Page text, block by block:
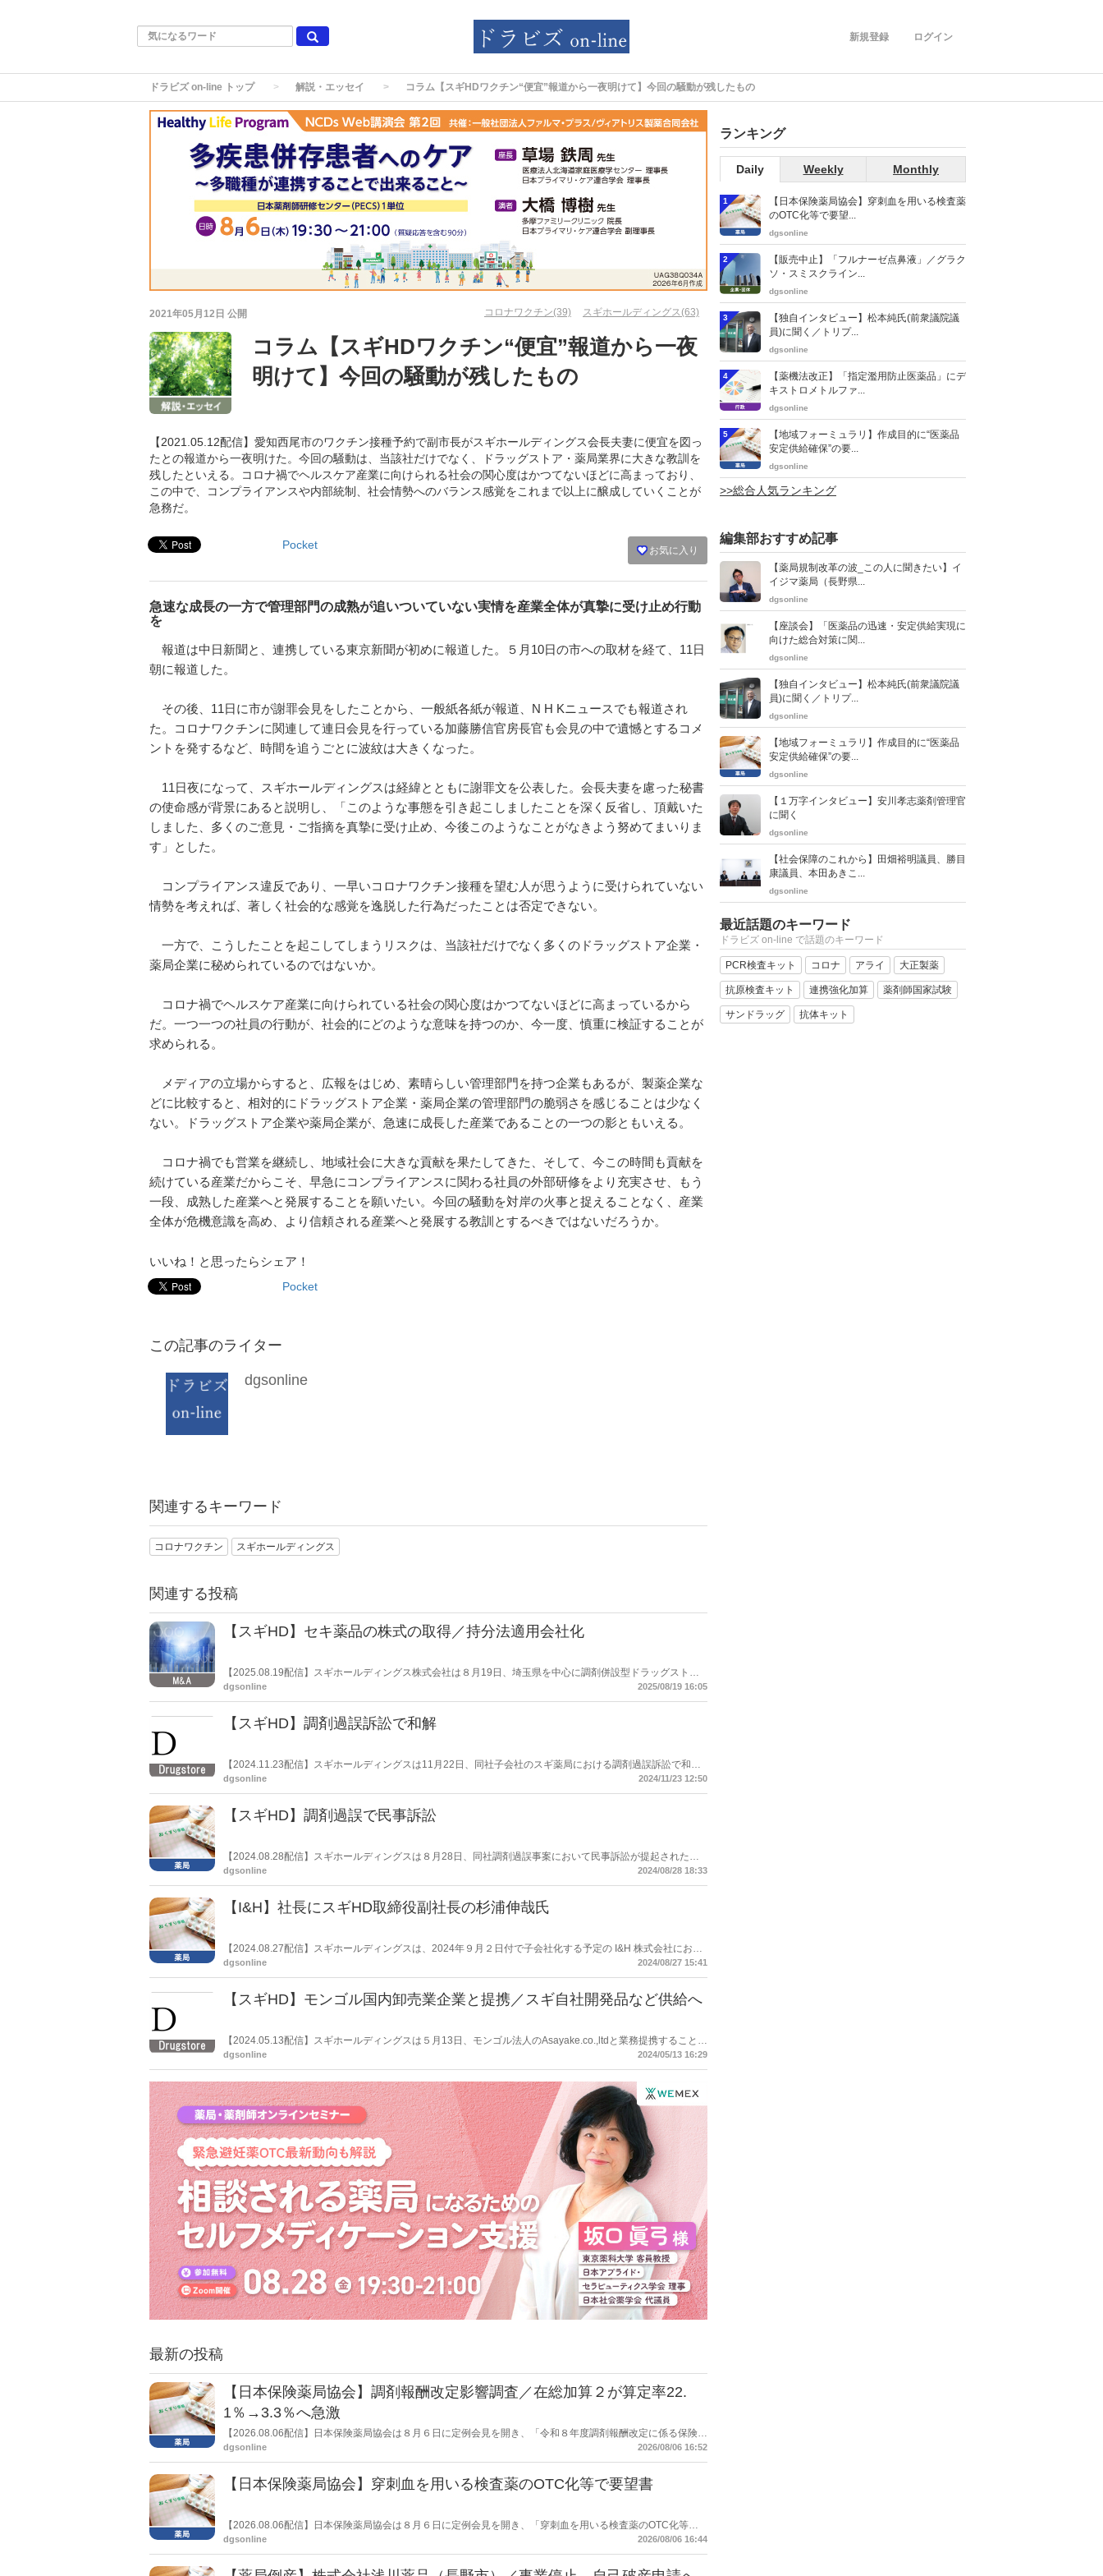
ログイン
新規登録
ドラビズ on-line トップ 解説・エッセイ コラム【スギHDワクチン“便宜”報道から一夜明けて】今回の騒動が残したもの
2021年05月12日 公開 コロナワクチン(39) スギホールディングス(63)
コラム【スギHDワクチン“便宜”報道から一夜
明けて】今回の騒動が残したもの
【2021.05.12配信】愛知西尾市のワクチン接種予約で副市長がスギホールディングス会長夫妻に便宜を図っ
たとの報道から一夜明けた。今回の騒動は、当該社だけでなく、ドラッグストア・薬局業界に大きな教訓を
残したといえる。コロナ禍でヘルスケア産業に向けられる社会の関心度はかつてないほどに高まっており、
この中で、コンプライアンスや内部統制、社会情勢へのバランス感覚をこれまで以上に醸成していくことが
急務だ。
お気に入り
Pocket
急速な成長の一方で管理部門の成熟が追いついていない実情を産業全体が真摯に受け止め行動
を
報道は中日新聞と、連携している東京新聞が初めに報道した。５月10日の市への取材を経て、11日
朝に報道した。
その後、11日に市が謝罪会見をしたことから、一般紙各紙が報道、N H Kニュースでも報道され
た。コロナワクチンに関連して連日会見を行っている加藤勝信官房長官も会見の中で遺憾とするコメ
ントを発するなど、時間を追うごとに波紋は大きくなった。
11日夜になって、スギホールディングスは経緯とともに謝罪文を公表した。会長夫妻を慮った秘書
の使命感が背景にあると説明し、「このような事態を引き起こしましたことを深く反省し、頂戴いた
しました、多くのご意見・ご指摘を真摯に受け止め、今後このようなことがなきよう努めてまいりま
す」とした。
コンプライアンス違反であり、一早いコロナワクチン接種を望む人が思うように受けられていない
情勢を考えれば、著しく社会的な感覚を逸脱した行為だったことは否定できない。
一方で、こうしたことを起こしてしまうリスクは、当該社だけでなく多くのドラッグストア企業・
薬局企業に秘められているのではないか。
コロナ禍でヘルスケア産業に向けられている社会の関心度はかつてないほどに高まっているから
だ。一つ一つの社員の行動が、社会的にどのような意味を持つのか、今一度、慎重に検証することが
求められる。
メディアの立場からすると、広報をはじめ、素晴らしい管理部門を持つ企業もあるが、製薬企業な
どに比較すると、相対的にドラッグストア企業・薬局企業の管理部門の脆弱さを感じることは少なく
ない。ドラッグストア企業や薬局企業が、急速に成長した産業であることの一つの影ともいえる。
コロナ禍でも営業を継続し、地域社会に大きな貢献を果たしてきた、そして、今この時間も貢献を
続けている産業だからこそ、早急にコンプライアンスに関わる社員の外部研修をより充実させ、もう
一段、成熟した産業へと発展することを願いたい。今回の騒動を対岸の火事と捉えることなく、産業
全体が危機意識を高め、より信頼される産業へと発展する教訓とするべきではないだろうか。
いいね！と思ったらシェア！
Pocket
この記事のライター
dgsonline
関連するキーワード
コロナワクチン スギホールディングス
関連する投稿
【スギHD】セキ薬品の株式の取得／持分法適用会社化
【2025.08.19配信】スギホールディングス株式会社は８月19日、埼玉県を中心に調剤併設型ドラッグストア
を展開する株式会社セキ薬品の株式（3万7929株、持株比率 34.8％）を取得し、持分法適用会社とすることに
dgsonline 2025/08/19 16:05
【スギHD】調剤過誤訴訟で和解
【2024.11.23配信】スギホールディングスは11月22日、同社子会社のスギ薬局における調剤過誤訴訟で和解
が成立したと公表した。
dgsonline 2024/11/23 12:50
【スギHD】調剤過誤で民事訴訟
【2024.08.28配信】スギホールディングスは８月28日、同社調剤過誤事案において民事訴訟が提起されたと
公表した。
dgsonline 2024/08/28 18:33
【I&H】社長にスギHD取締役副社長の杉浦伸哉氏
【2024.08.27配信】スギホールディングスは、2024年９月２日付で子会社化する予定の I&H 株式会社におい
て、取締役及び監査役候補者を決定した。 I&H の代表取締役社長にスギHD取締役副社長の杉浦伸哉氏が就
dgsonline 2024/08/27 15:41
【スギHD】モンゴル国内卸売業企業と提携／スギ自社開発品など供給へ
【2024.05.13配信】スギホールディングスは５月13日、モンゴル法人のAsayake.co.,ltdと業務提携することで
合意したと発表した。
dgsonline 2024/05/13 16:29
最新の投稿
【日本保険薬局協会】調剤報酬改定影響調査／在総加算２が算定率22.
1％→3.3％へ急激
【2026.08.06配信】日本保険薬局協会は８月６日に定例会見を開き、「令和８年度調剤報酬改定に係る保険薬
局への影響」の調査結果を公表した。在宅分野では、在宅薬学総合体制加算2の算定率が22.1％から3.3％へ大
dgsonline 2026/08/06 16:52
【日本保険薬局協会】穿刺血を用いる検査薬のOTC化等で要望書
【2026.08.06配信】日本保険薬局協会は８月６日に定例会見を開き、「穿刺血を用いる検査薬のOTC化等に
関する要望書」を厚生労働省 医薬局長宛に提出したことを説明した。
dgsonline 2026/08/06 16:44
ランキング
Daily Weekly Monthly
1
【日本保険薬局協会】穿刺血を用いる検査薬
のOTC化等で要望...
dgsonline
2
【販売中止】「フルナーゼ点鼻液」／グラク
ソ・スミスクライン...
dgsonline
3
【独自インタビュー】松本純氏(前衆議院議
員)に聞く／トリプ...
dgsonline
4
【薬機法改正】「指定濫用防止医薬品」にデ
キストロメトルファ...
dgsonline
5
【地域フォーミュラリ】作成目的に“医薬品
安定供給確保”の要...
dgsonline
>>総合人気ランキング
編集部おすすめ記事
【薬局規制改革の波_この人に聞きたい】イ
イジマ薬局（長野県...
dgsonline
【座談会】「医薬品の迅速・安定供給実現に
向けた総合対策に関...
dgsonline
【独自インタビュー】松本純氏(前衆議院議
員)に聞く／トリプ...
dgsonline
【地域フォーミュラリ】作成目的に“医薬品
安定供給確保”の要...
dgsonline
【１万字インタビュー】安川孝志薬剤管理官
に聞く
dgsonline
【社会保障のこれから】田畑裕明議員、勝目
康議員、本田あきこ...
dgsonline
最近話題のキーワード
ドラビズ on-line で話題のキーワード
PCR検査キット コロナ アライ 大正製薬
抗原検査キット 連携強化加算 薬剤師国家試験
サンドラッグ 抗体キット